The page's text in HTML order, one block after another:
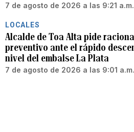
7 de agosto de 2026 a las 9:21 a.m.
LOCALES
Alcalde de Toa Alta pide
preventivo ante el rápido
nivel del embalse La Plata
7 de agosto de 2026 a las 9:01 a.m.